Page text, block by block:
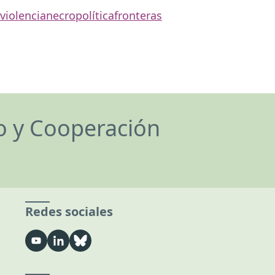
violencianecropolíticafronteras
Cooperación
Redes sociales